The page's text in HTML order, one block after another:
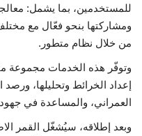
للمستخدمين، بما يشمل:
ومشاركتها بنحو فعّال مع
من خلال نظام متطور.
وتوفّر هذه الخدمات مجموعة
إعداد الخرائط وتحليلها، ورصد
العمراني، والمساعدة في جهود
وبعد إطلاقه، سيُشغّل القمر